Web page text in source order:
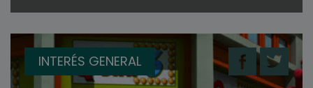
INTERÉS GENERAL